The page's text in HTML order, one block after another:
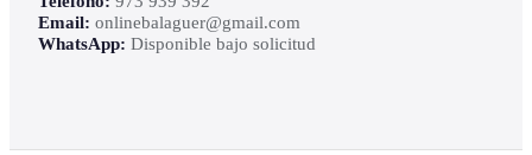
Email: onlinebalaguer@gmail.com
WhatsApp: Disponible bajo solicitud